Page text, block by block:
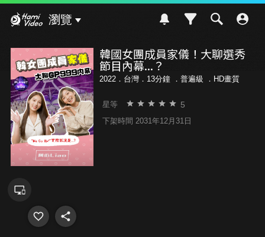
瀏覽
韓國女團成員家儀！大聊選秀
節目內幕...？
2022．台灣．13分鐘 ． 普遍級 ．HD畫質
星等 5
下架時間 2031年12月31日